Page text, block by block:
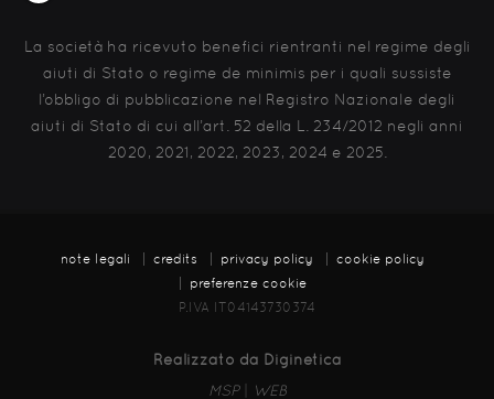
La società ha ricevuto benefici rientranti nel regime degli
aiuti di Stato o regime de minimis per i quali sussiste
l’obbligo di pubblicazione nel Registro Nazionale degli
aiuti di Stato di cui all’art. 52 della L. 234/2012 negli anni
2020, 2021, 2022, 2023, 2024 e 2025.
note legali credits privacy policy
cookie policy
preferenze cookie
P.IVA IT04143730374
Realizzato da Diginetica
MSP| WEB